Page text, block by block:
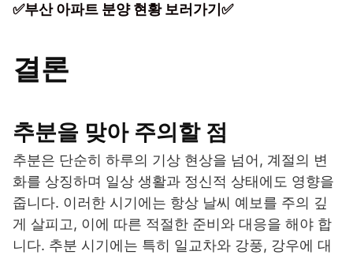
✅부산 아파트 분양 현황 보러가기✅
결론
추분을 맞아 주의할 점
추분은 단순히 하루의 기상 현상을 넘어, 계절의 변
화를 상징하며 일상 생활과 정신적 상태에도 영향을
줍니다. 이러한 시기에는 항상 날씨 예보를 주의 깊
게 살피고, 이에 따른 적절한 준비와 대응을 해야 합
니다. 추분 시기에는 특히 일교차와 강풍, 강우에 대